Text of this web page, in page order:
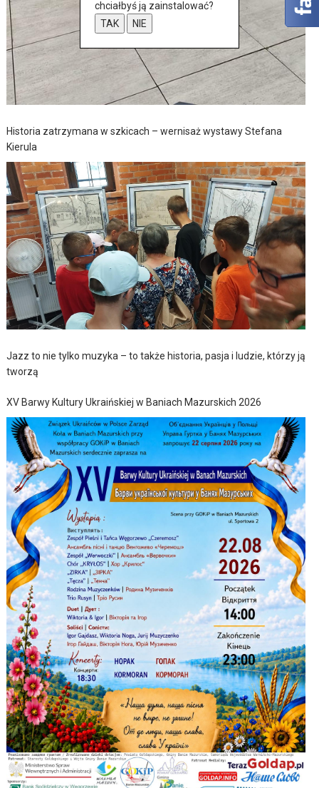
Historia zatrzymana w szkicach – wernisaż wystawy Stefana
Kierula
Jazz to nie tylko muzyka – to także historia, pasja i ludzie, którzy ją
tworzą
XV Barwy Kultury Ukraińskiej w Baniach Mazurskich 2026
chciałbyś ją zainstalować?
TAK
NIE